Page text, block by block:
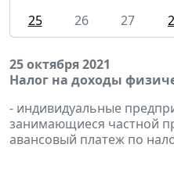
25
26 27
25 октября 2021
Налог на доходы
- индивидуальные
занимающиеся частной
авансовый платеж по